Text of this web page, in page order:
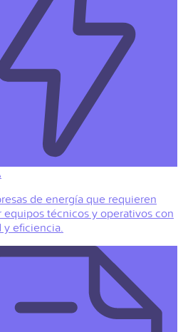
de energía que requieren
equipos técnicos y operativos con
y eficiencia.